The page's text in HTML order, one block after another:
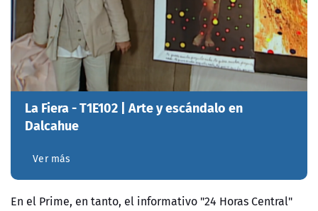
La Fiera - T1E102 | Arte y escándalo en
Dalcahue
Ver más
En el Prime, en tanto, el informativo "24 Horas Central"